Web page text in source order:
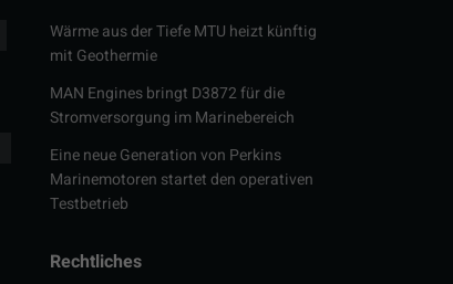
Wärme aus der Tiefe MTU heizt künftig
mit Geothermie
MAN Engines bringt D3872 für die
Stromversorgung im Marinebereich
Eine neue Generation von Perkins
Marinemotoren startet den operativen
Testbetrieb
Rechtliches